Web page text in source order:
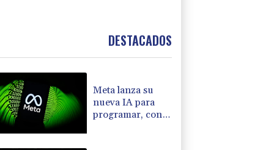
político de origen uruguayo
DESTACADOS
Meta lanza su
nueva IA para
programar, con